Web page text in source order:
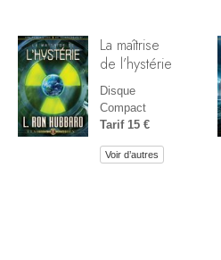
La maîtrise
de l’hystérie
Disque
Compact
Tarif 15 €
Voir d’autres